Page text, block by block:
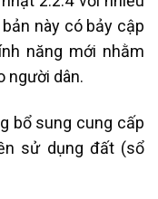
này có bảy cập
năng mới nhằm
người dân.
bổ sung cung cấp
sử dụng đất (sổ